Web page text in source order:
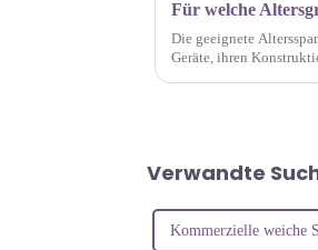
Für welche
Die geeignete
Geräte, ihren
Verwandte
Kommerzielle weiche